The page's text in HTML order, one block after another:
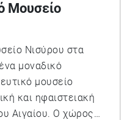
Μουσείο
Νισύρου στα
μοναδικό
μουσείο
και ηφαιστειακή
Αιγαίου. Ο χώρος